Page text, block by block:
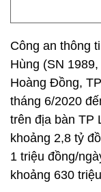
Công an thông
Hùng (SN
Hoàng Đồng,
tháng 6/2020
trên địa bàn TP
khoảng 2,8 tỷ
1 triệu đồng/
khoảng 630